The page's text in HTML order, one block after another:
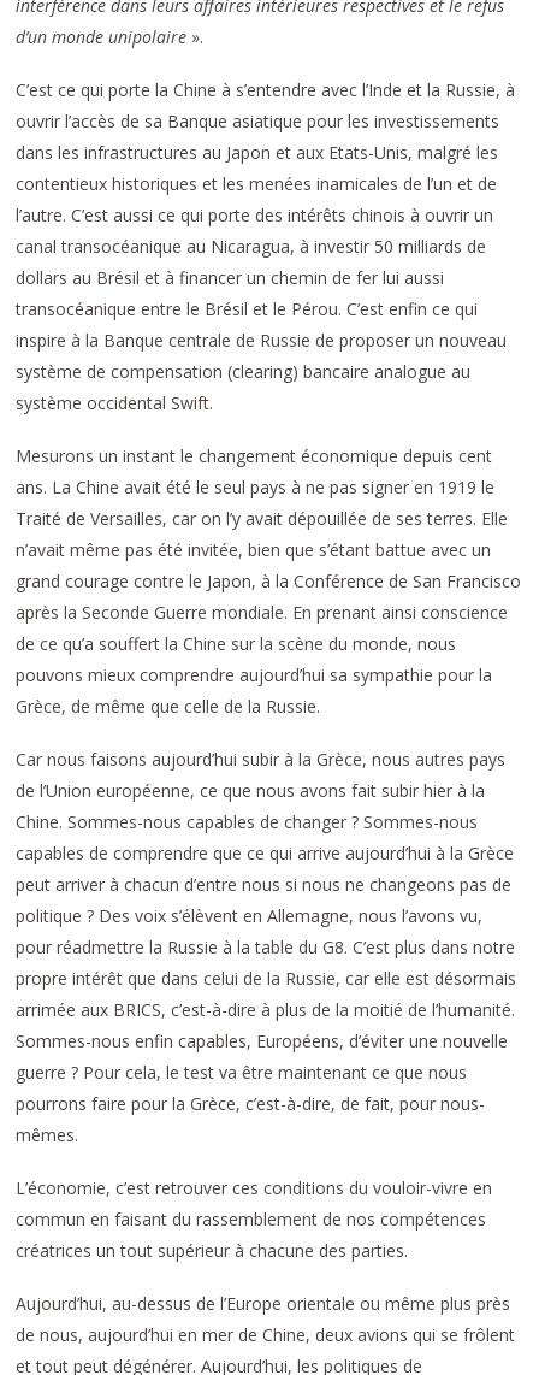
interférence dans leurs affaires intérieures respectives et le refus
d’un monde unipolaire ».
C’est ce qui porte la Chine à s’entendre avec l’Inde et la Russie, à
ouvrir l’accès de sa Banque asiatique pour les investissements
dans les infrastructures au Japon et aux Etats-Unis, malgré les
contentieux historiques et les menées inamicales de l’un et de
l’autre. C’est aussi ce qui porte des intérêts chinois à ouvrir un
canal transocéanique au Nicaragua, à investir 50 milliards de
dollars au Brésil et à financer un chemin de fer lui aussi
transocéanique entre le Brésil et le Pérou. C’est enfin ce qui
inspire à la Banque centrale de Russie de proposer un nouveau
système de compensation (clearing) bancaire analogue au
système occidental Swift.
Mesurons un instant le changement économique depuis cent
ans. La Chine avait été le seul pays à ne pas signer en 1919 le
Traité de Versailles, car on l’y avait dépouillée de ses terres. Elle
n’avait même pas été invitée, bien que s’étant battue avec un
grand courage contre le Japon, à la Conférence de San Francisco
après la Seconde Guerre mondiale. En prenant ainsi conscience
de ce qu’a souffert la Chine sur la scène du monde, nous
pouvons mieux comprendre aujourd’hui sa sympathie pour la
Grèce, de même que celle de la Russie.
Car nous faisons aujourd’hui subir à la Grèce, nous autres pays
de l’Union européenne, ce que nous avons fait subir hier à la
Chine. Sommes-nous capables de changer ? Sommes-nous
capables de comprendre que ce qui arrive aujourd’hui à la Grèce
peut arriver à chacun d’entre nous si nous ne changeons pas de
politique ? Des voix s’élèvent en Allemagne, nous l’avons vu,
pour réadmettre la Russie à la table du G8. C’est plus dans notre
propre intérêt que dans celui de la Russie, car elle est désormais
arrimée aux BRICS, c’est-à-dire à plus de la moitié de l’humanité.
Sommes-nous enfin capables, Européens, d’éviter une nouvelle
guerre ? Pour cela, le test va être maintenant ce que nous
pourrons faire pour la Grèce, c’est-à-dire, de fait, pour nous-
mêmes.
L’économie, c’est retrouver ces conditions du vouloir-vivre en
commun en faisant du rassemblement de nos compétences
créatrices un tout supérieur à chacune des parties.
Aujourd’hui, au-dessus de l’Europe orientale ou même plus près
de nous, aujourd’hui en mer de Chine, deux avions qui se frôlent
et tout peut dégénérer. Aujourd’hui, les politiques de